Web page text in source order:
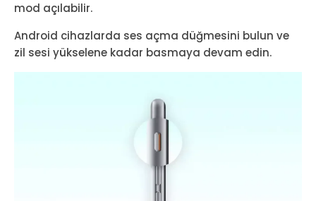
mod açılabilir.
Android cihazlarda ses açma düğmesini bulun ve
zil sesi yükselene kadar basmaya devam edin.